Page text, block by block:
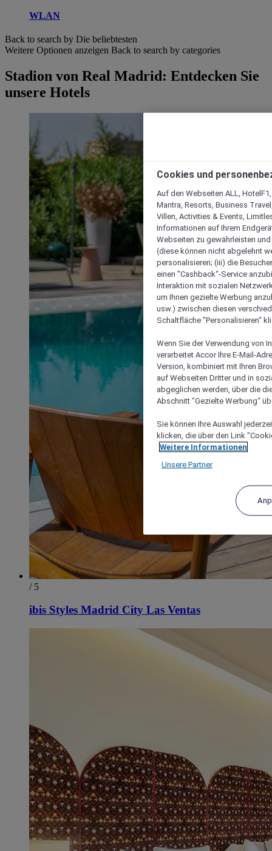
WLAN
Back to search by Die beliebtesten
Weitere Optionen anzeigen Back to search by categories
Stadion von Real Madrid: Entdecken Sie
unsere Hotels
/ 5
ibis Styles Madrid City Las Ventas
Cookies und
Auf den Webseiten ALL,
Mantra, Resorts, Business
Villen, Activities & Events,
Informationen auf Ihrem
Webseiten zu gewährleisten
(diese können nicht abgelehnt
personalisieren; (iii) die
einen "Cashback“-Service
Interaktion mit sozialen
um Ihnen gezielte Werbung
usw.) zwischen diesen
Schaltfläche "Personalisieren“
Wenn Sie der Verwendung von
verarbeitet Accor Ihre E-Mail-
Version, kombiniert mit Ihren
auf Webseiten Dritter und in
abgeglichen werden, über die
Abschnitt "Gezielte Werbung“
Sie können Ihre Auswahl
klicken, die über den Link
Weitere Informationen
Unsere Partner